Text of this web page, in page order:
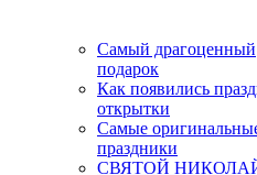
Самый драгоценный
подарок
Как появились
открытки
Самые
праздники
СВЯТОЙ